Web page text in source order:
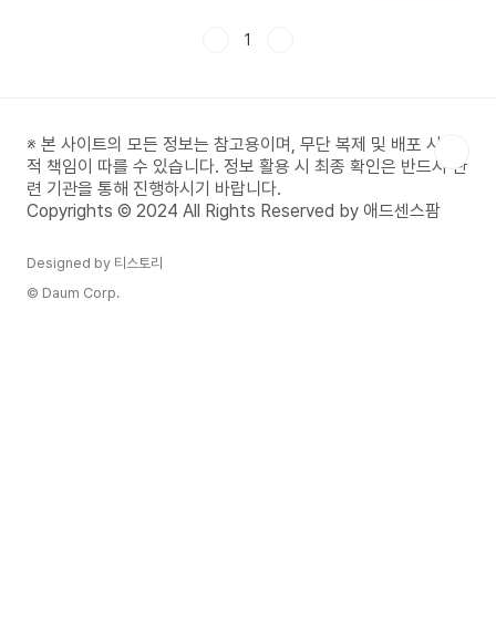
수 있습니다. 이 꿈은 재물운뿐만 아니라, 개인적인
운세 사주 바로가기더 많은 꿈 해몽 알아보기부모님
에게 보석을 받는 꿈의 일반적인 해석부모님이 당신
에게 보석을 주는 꿈은 매우 긍정적인 징조로 해석
됩니다. 이는 재물운, ..
1
※ 본 사이트의 모든 정보는 참고용이며, 무단 복제 및 배포 시 법
적 책임이 따를 수 있습니다. 정보 활용 시 최종 확인은 반드시 관
련 기관을 통해 진행하시기 바랍니다.
Copyrights © 2024 All Rights Reserved by 애드센스팜
Designed by 티스토리
© Daum Corp.